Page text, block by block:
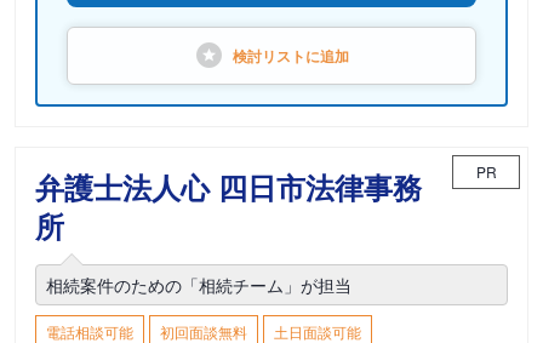
検討リストに追加
弁護士法人心 四日市法律事務
所
PR
相続案件のための「相続チーム」が担当
電話相談可能 初回面談無料
土日面談可能